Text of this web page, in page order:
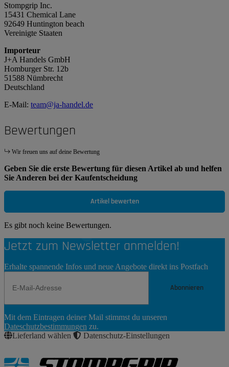
Stompgrip Inc.
15431 Chemical Lane
92649 Huntington beach
Vereinigte Staaten
Importeur
J+A Handels GmbH
Homburger Str. 12b
51588 Nümbrecht
Deutschland
E-Mail: team@ja-handel.de
Bewertungen
Wir freuen uns auf deine Bewertung
Geben Sie die erste Bewertung für diesen Artikel ab und helfen
Sie Anderen bei der Kaufentscheidung
Artikel bewerten
Es gibt noch keine Bewertungen.
Jetzt zum Newsletter anmelden!
Erhalte spannende Infos und neue Angebote direkt ins Postfach
Abonnieren
Abonnieren
Mit dem Eintragen deiner Mail stimmst du unseren
Dateschutzbestimmungen zu.
Lieferland wählen
Datenschutz-Einstellungen